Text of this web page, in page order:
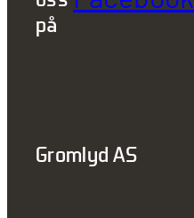
på
Gromlyd AS